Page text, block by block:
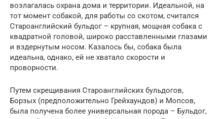
возлагалась охрана дома и территории. Идеальной, на
тот момент собакой, для работы со скотом, считался
Староанглийский бульдог – крупная, мощная собака с
квадратной головой, широко расставленными глазами
и вздернутым носом. Казалось бы, собака была
идеальна, однако, ей не хватало скорости и
проворности.
Путем скрещивания Староанглийских бульдогов,
Борзых (предположительно Грейхаундов) и Мопсов,
была получена более универсальная порода – Бульдог,